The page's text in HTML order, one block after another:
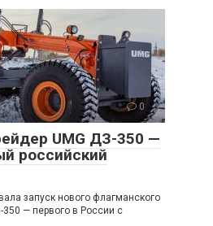
0
UMG ДЗ-350 —
российский
запуск нового флагманского
350 — первого в России с